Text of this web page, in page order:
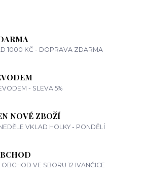
1000 KČ - DOPRAVA ZDARMA
- SLEVA 5%
NOVÉ ZBOŽÍ
VKLAD HOLKY - PONDĚLÍ
VE SBORU 12 IVANČICE